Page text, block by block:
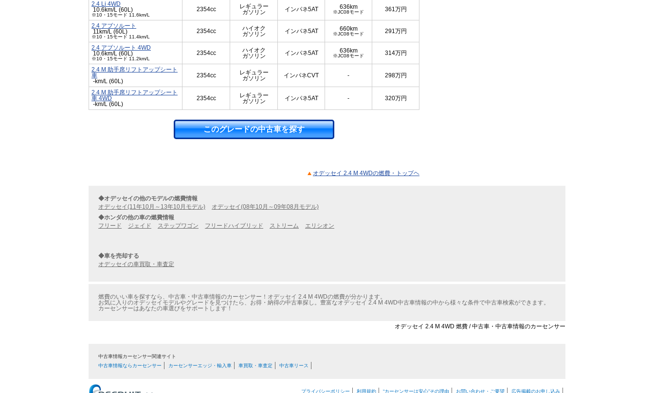
2.4 Li 4WD
10.6km/L (60L)
※10・15モード 11.6km/L
2354cc
レギュラー
ガソリン
インパネ5AT 636km
※JC08モード 361万円
2.4 アブソルート
11km/L (60L)
※10・15モード 11.4km/L
2354cc
ハイオク
ガソリン
インパネ5AT 660km
※JC08モード 291万円
2.4 アブソルート 4WD
10.6km/L (60L)
※10・15モード 11.2km/L
2354cc
ハイオク
ガソリン
インパネ5AT 636km
※JC08モード 314万円
2.4 M 助手席リフトアップシート
車
-km/L (60L)
2354cc
レギュラー
ガソリン
インパネCVT - 298万円
2.4 M 助手席リフトアップシート
車 4WD
-km/L (60L)
2354cc
レギュラー
ガソリン
インパネ5AT - 320万円
このグレードの中古車を探す
オデッセイ 2.4 M 4WDの燃費・トップヘ
◆オデッセイの他のモデルの燃費情報
オデッセイ(11年10月～13年10月モデル)
オデッセイ(08年10月～09年08月モデル)
◆ホンダの他の車の燃費情報
フリード
ジェイド ステップワゴン フリードハイブリッド ストリーム エリシオン
◆車を売却する
オデッセイの車買取・車査定
燃費のいい車を探すなら、中古車・中古車情報のカーセンサー！オデッセイ 2.4 M 4WDの燃費が分かります。
お気に入りのオデッセイモデルやグレードを見つけたら、お得・納得の中古車探し。豊富なオデッセイ 2.4 M 4WD中古車情報の中から様々な条件で中古車検索ができます。
カーセンサーはあなたの車選びをサポートします！
オデッセイ 2.4 M 4WD 燃費 / 中古車・中古車情報のカーセンサー
中古車情報カーセンサー関連サイト
中古車情報ならカーセンサー
カーセンサーエッジ・輸入車 車買取・車査定 中古車リース
プライバシーポリシー 利用規約 “カーセンサーは安心”その理由 お問い合わせ・ご要望 広告掲載のお申し込み